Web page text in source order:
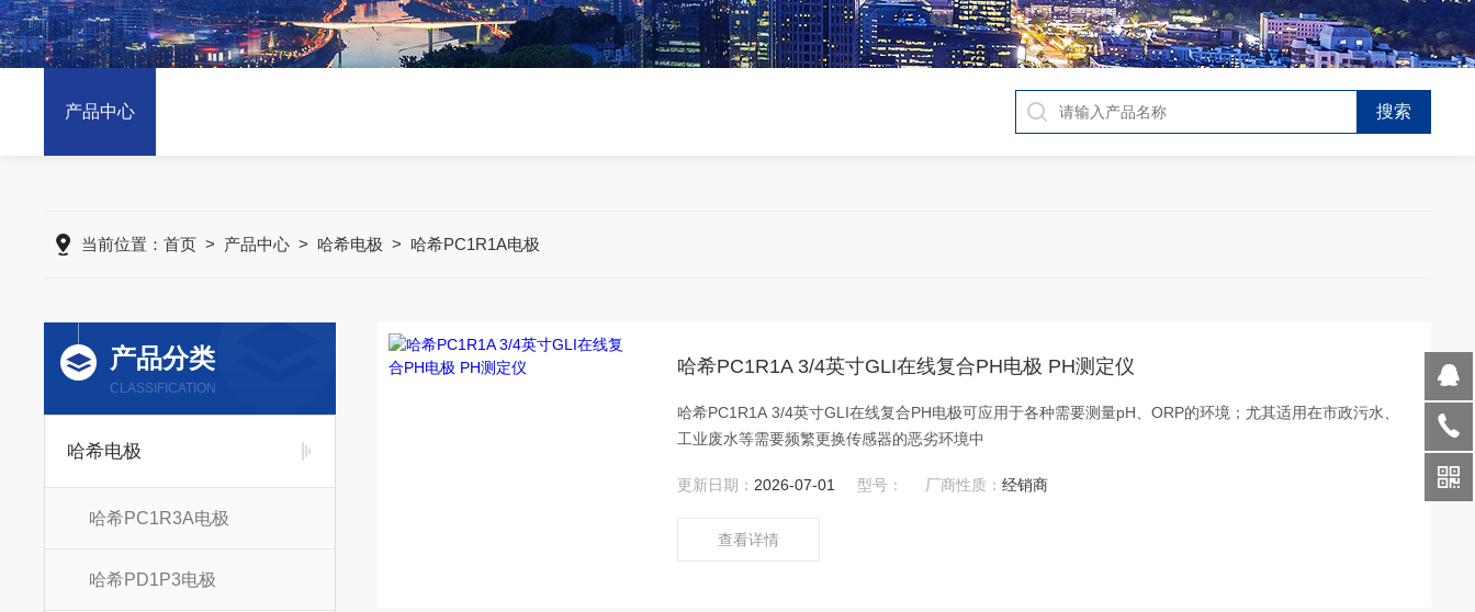
产品中心
当前位置：首页 > 产品中心 > 哈希电极 > 哈希PC1R1A电极
产品分类
CLASSIFICATION
哈希电极
哈希PC1R3A电极
哈希PD1P3电极
哈希PC1R1A 3/4英寸GLI在线复合PH电极 PH测定仪
哈希PC1R1A 3/4英寸GLI在线复合PH电极可应用于各种需要测量pH、ORP的环境；尤其适用在市政污水、
工业废水等需要频繁更换传感器的恶劣环境中
更新日期： 2026-07-01 型号： 厂商性质：经销商
查看详情